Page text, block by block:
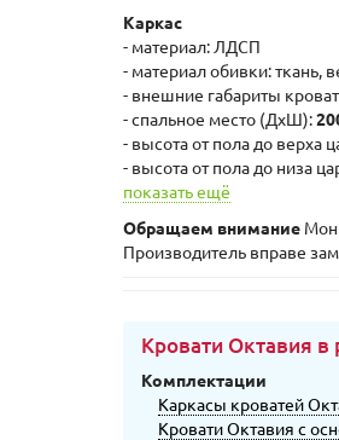
Каркас
- материал: ЛДСП
- материал обивки: ткань,
- внешние габариты
- спальное место (ДxШ):
- высота от пола до верха
- высота от пола до низа
показать ещё
Обращаем внимание
Производитель вправе
Кровати Октавия в
Комплектации
Каркасы кроватей
Кровати Октавия с